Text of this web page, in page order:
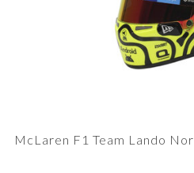
McLaren F1 Team Lando